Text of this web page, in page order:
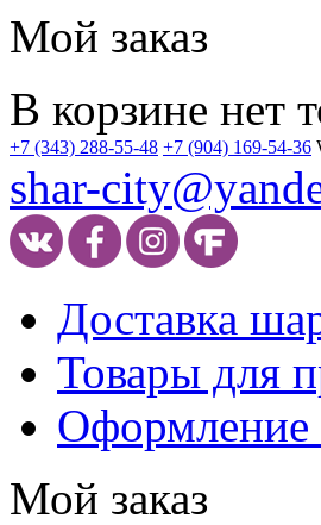
Мой заказ
В корзине нет
+7 (343) 288-55-48 +7 (904) 169-54-36
shar-
Доставка
Товары для
Оформление
Мой заказ